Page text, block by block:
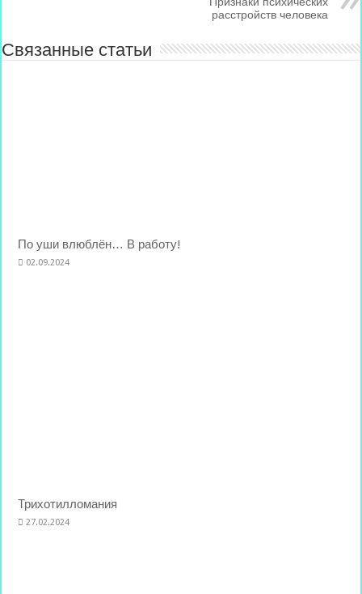
расстройств человека
Связанные статьи
По уши влюблён… В работу!
02.09.2024
Трихотилломания
27.02.2024